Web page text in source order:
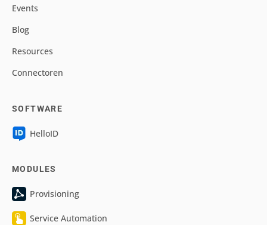
Events
Blog
Resources
Connectoren
SOFTWARE
HelloID
MODULES
Provisioning
Service Automation